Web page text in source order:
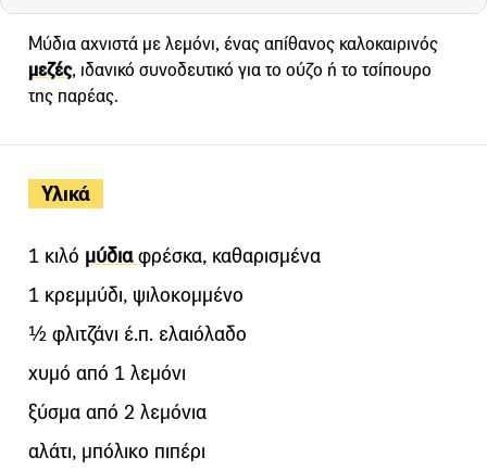
Υλικά
1 κιλό μύδιαφρέσκα, καθαρισμένα
1 κρεμμύδι, ψιλοκομμένο
½ φλιτζάνι έ.π. ελαιόλαδο
χυμό από 1 λεμόνι
ξύσμα από 2 λεμόνια
αλάτι, μπόλικο πιπέρι
Μύδια αχνιστά με λεμόνι, ένας απίθανος καλοκαιρινός
μεζές, ιδανικό συνοδευτικό για το ούζο ή το τσίπουρο
της παρέας.